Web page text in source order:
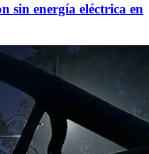
sin energía eléctrica en